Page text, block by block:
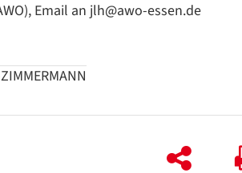
Email an jlh@awo-essen.de